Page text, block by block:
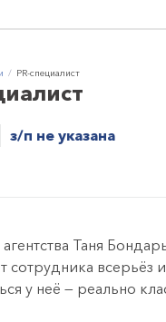
PR-специалист
з/п не указана
Таня
всерьёз
у неё — реально